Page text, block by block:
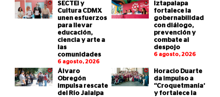
SECTEI y
Cultura CDMX
unen esfuerzos
para llevar
educación,
ciencia y arte a
las
comunidades
6 agosto, 2026
Iztapalapa
fortalece la
gobernabilidad
con diálogo,
prevención y
combate al
despojo
6 agosto, 2026
Álvaro
Obregón
impulsa rescate
del Río Jalalpa
Horacio Duarte
da impulso a
“Croquetmanía”
y fortalece la